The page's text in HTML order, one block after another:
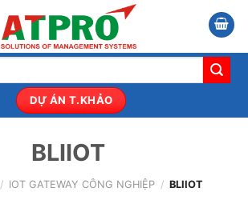
DỰ ÁN T.KHẢO
BLIIOT
/ IOT GATEWAY CÔNG NGHIỆP / BLIIOT